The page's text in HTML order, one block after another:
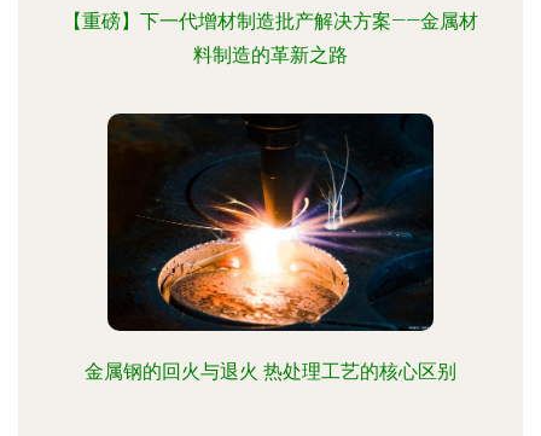
【重磅】下一代增材制造批产解决方案——金属材
料制造的革新之路
金属钢的回火与退火 热处理工艺的核心区别